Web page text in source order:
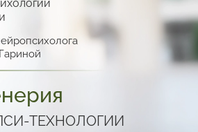
ТЕХНОЛОГИИ